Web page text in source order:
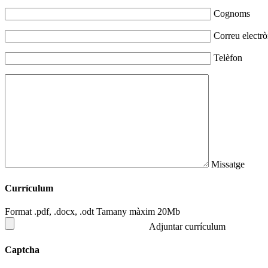
Cognoms
Correu
Telèfon
Missatge
Currículum
Format .pdf, .docx, .odt Tamany màxim 20Mb
Adjuntar currículum
Captcha